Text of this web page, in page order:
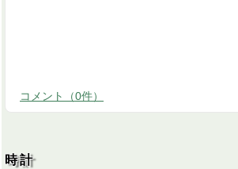
コメント （0件）
時計